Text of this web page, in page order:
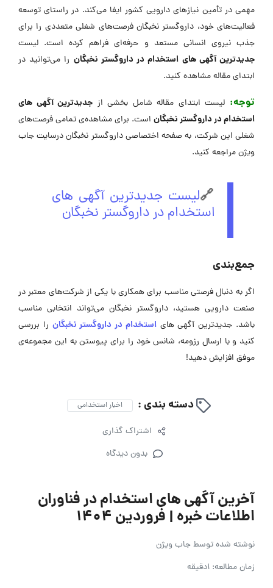
مهمی در تأمین نیازهای دارویی کشور ایفا می‌کند. در راستای توسعه
فعالیت‌های خود، داروگستر نخبگان فرصت‌های شغلی متعددی را برای
جذب نیروی انسانی مستعد و حرفه‌ای فراهم کرده است. لیست
جدیدترین آگهی های استخدام در داروگستر نخبگان را می‌توانید در
ابتدای مقاله مشاهده کنید.
توجه: لیست ابتدای مقاله شامل بخشی از جدیدترین آگهی های
استخدام در داروگستر نخبگان است. برای مشاهده‌ی تمامی فرصت‌های
شغلی این شرکت، به صفحه اختصاصی داروگستر نخبگان درسایت جاب
ویژن مراجعه کنید.
🔗لیست جدیدترین آگهی های
استخدام در داروگستر نخبگان
جمع‌بندی
اگر به دنبال فرصتی مناسب برای همکاری با یکی از شرکت‌های معتبر در
صنعت دارویی هستید، داروگستر نخبگان می‌تواند انتخابی مناسب
باشد. جدیدترین آگهی هایاستخدام در داروگستر نخبگان را بررسی
کنید و با ارسال رزومه، شانس خود را برای پیوستن به این مجموعه‌ی
موفق افزایش دهید!
دسته بندی : اخبار استخدامی
اشتراک گذاری
بدون دیدگاه
آخرین آگهی های استخدام در فناوران
اطلاعات خبره | فروردین 1404
نوشته شده توسطجاب ویژن
زمان مطالعه: 1دقیقه